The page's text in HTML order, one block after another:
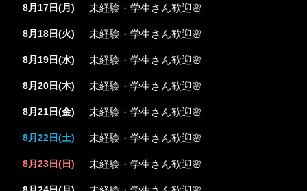
8月17日(月) 未経験・学生さん歓迎🌸
8月18日(火) 未経験・学生さん歓迎🌸
8月19日(水) 未経験・学生さん歓迎🌸
8月20日(木) 未経験・学生さん歓迎🌸
8月21日(金) 未経験・学生さん歓迎🌸
8月22日(土) 未経験・学生さん歓迎🌸
8月23日(日) 未経験・学生さん歓迎🌸